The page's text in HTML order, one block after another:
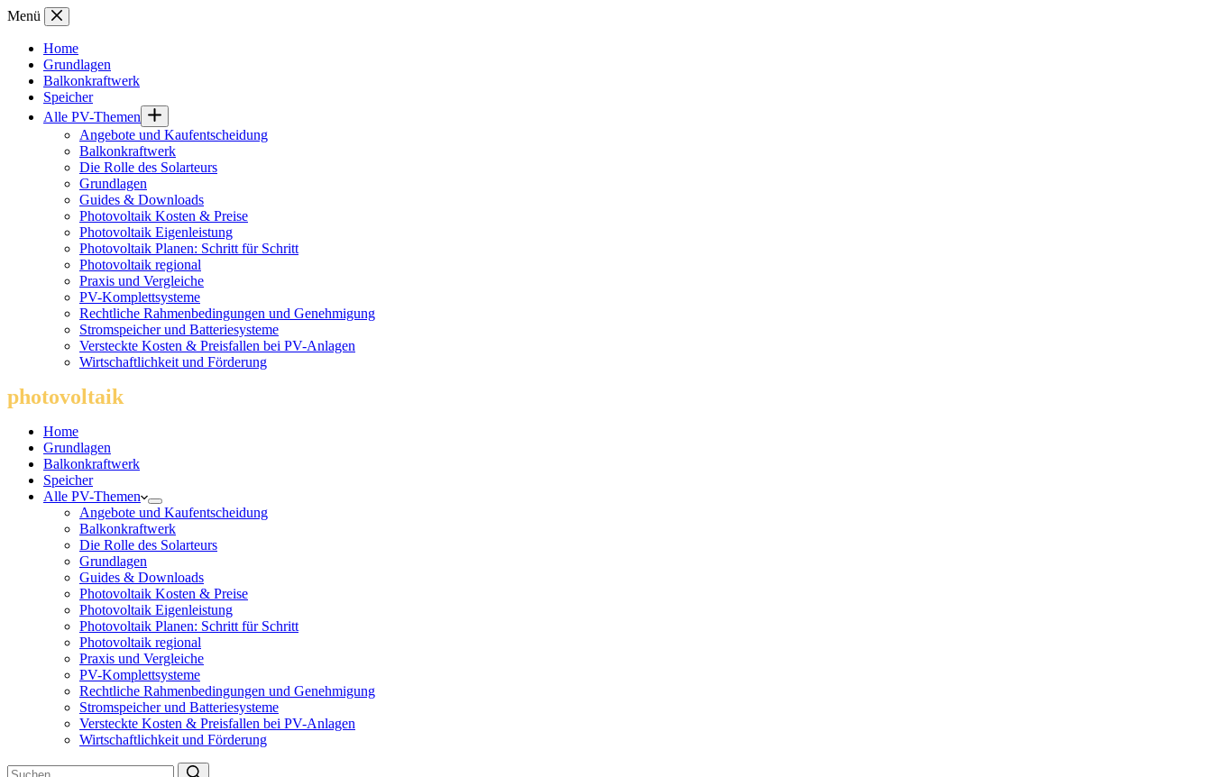
Zum
springen
Menü
Home
Grundlagen
Balkonkraftwerk
Speicher
Alle PV-Themen
Angebote und Kaufentscheidung
Balkonkraftwerk
Die Rolle des Solarteurs
Grundlagen
Guides & Downloads
Photovoltaik Kosten & Preise
Photovoltaik Eigenleistung
Photovoltaik Planen: Schritt für Schritt
Photovoltaik regional
Praxis und Vergleiche
PV-Komplettsysteme
Rechtliche Rahmenbedingungen und Genehmigung
Stromspeicher und Batteriesysteme
Versteckte Kosten & Preisfallen bei PV-Anlagen
Wirtschaftlichkeit und Förderung
photovoltaik
Home
Grundlagen
Balkonkraftwerk
Speicher
Alle PV-Themen
Angebote und Kaufentscheidung
Balkonkraftwerk
Die Rolle des Solarteurs
Grundlagen
Guides & Downloads
Photovoltaik Kosten & Preise
Photovoltaik Eigenleistung
Photovoltaik Planen: Schritt für Schritt
Photovoltaik regional
Praxis und Vergleiche
PV-Komplettsysteme
Rechtliche Rahmenbedingungen und Genehmigung
Stromspeicher und Batteriesysteme
Versteckte Kosten & Preisfallen bei PV-Anlagen
Wirtschaftlichkeit und Förderung